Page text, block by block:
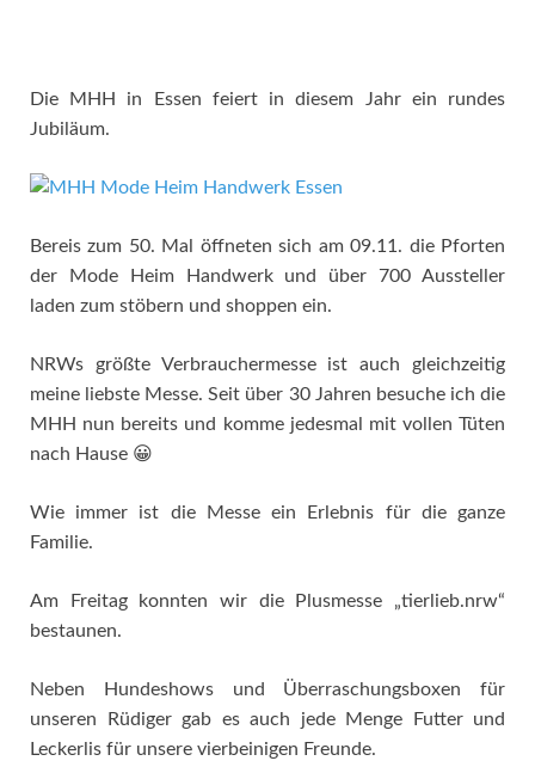
Die MHH in Essen feiert in diesem Jahr ein rundes
Jubiläum.
Bereis zum 50. Mal öffneten sich am 09.11. die Pforten
der Mode Heim Handwerk und über 700 Aussteller
laden zum stöbern und shoppen ein.
NRWs größte Verbrauchermesse ist auch gleichzeitig
meine liebste Messe. Seit über 30 Jahren besuche ich die
MHH nun bereits und komme jedesmal mit vollen Tüten
nach Hause 😀
Wie immer ist die Messe ein Erlebnis für die ganze
Familie.
Am Freitag konnten wir die Plusmesse „tierlieb.nrw“
bestaunen.
Neben Hundeshows und Überraschungsboxen für
unseren Rüdiger gab es auch jede Menge Futter und
Leckerlis für unsere vierbeinigen Freunde.